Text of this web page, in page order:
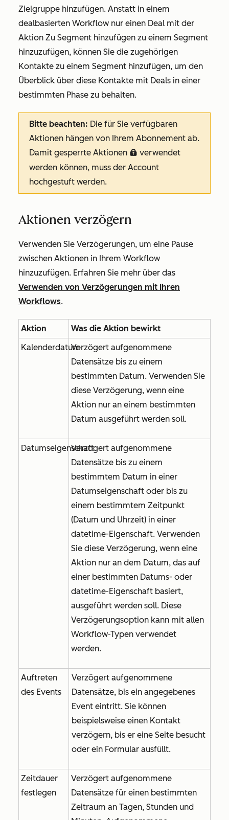
Zielgruppe hinzufügen. Anstatt in einem
dealbasierten Workflow nur einen Deal mit der
Aktion Zu Segment hinzufügen zu einem Segment
hinzuzufügen, können Sie die zugehörigen
Kontakte zu einem Segment hinzufügen, um den
Überblick über diese Kontakte mit Deals in einer
bestimmten Phase zu behalten.
Bitte beachten: Die für Sie verfügbaren
Aktionen hängen von Ihrem Abonnement ab.
Damit gesperrte Aktionen locked verwendet
werden können, muss der Account
hochgestuft werden.
Aktionen verzögern
Verwenden Sie Verzögerungen, um eine Pause
zwischen Aktionen in Ihrem Workflow
hinzuzufügen. Erfahren Sie mehr über das
Verwenden von Verzögerungen mit Ihren
Workflows.
Aktion
Was die Aktion bewirkt
KalenderdatumVerzögert aufgenommene
Datensätze bis zu einem
bestimmten Datum. Verwenden Sie
diese Verzögerung, wenn eine
Aktion nur an einem bestimmten
Datum ausgeführt werden soll.
DatumseigenschaftVerzögert aufgenommene
Datensätze bis zu einem
bestimmtem Datum in einer
Datumseigenschaft oder bis zu
einem bestimmtem Zeitpunkt
(Datum und Uhrzeit) in einer
datetime-Eigenschaft. Verwenden
Sie diese Verzögerung, wenn eine
Aktion nur an dem Datum, das auf
einer bestimmten Datums- oder
datetime-Eigenschaft basiert,
ausgeführt werden soll. Diese
Verzögerungsoption kann mit allen
Workflow-Typen verwendet
werden.
Auftreten
des Events
Verzögert aufgenommene
Datensätze, bis ein angegebenes
Event eintritt. Sie können
beispielsweise einen Kontakt
verzögern, bis er eine Seite besucht
oder ein Formular ausfüllt.
Zeitdauer
festlegen
Verzögert aufgenommene
Datensätze für einen bestimmten
Zeitraum an Tagen, Stunden und